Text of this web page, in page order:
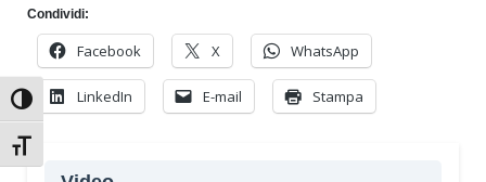
Attiva/disattiva alto contrasto
Attiva/disattiva dimensione testo
Condividi:
Facebook X WhatsApp
LinkedIn E-mail Stampa